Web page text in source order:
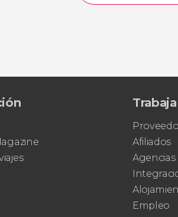
Afiliados
Agencias
Empleo